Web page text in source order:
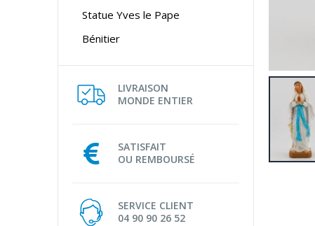
Statue Yves le Pape
Bénitier
LIVRAISON
MONDE ENTIER
SATISFAIT
OU REMBOURSÉ
SERVICE CLIENT
04 90 90 26 52